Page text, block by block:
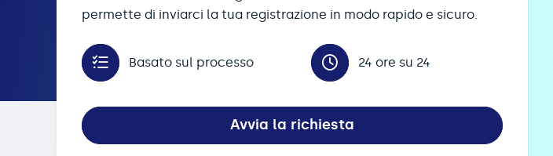
permette di inviarci la tua registrazione in modo rapido e sicuro.
Basato sul processo 24 ore su 24
Avvia la richiesta